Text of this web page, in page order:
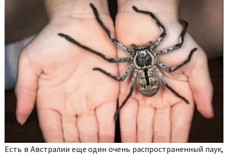
Есть в Австралии еще один очень распространенный паук,